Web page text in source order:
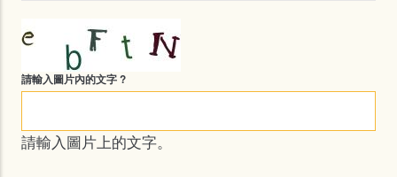
請輸入圖片內的文字 ?
請輸入圖片上的文字。